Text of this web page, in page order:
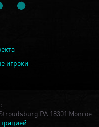
игроки
PA 18301 Monroe